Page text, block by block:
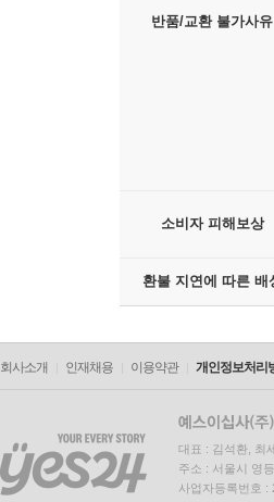
반품/교환 불가사유
소비자 피해보상
환불 지연에 따른 배
회사소개 인재채용 이용약관 개인정보처리
대표 : 김석환, 최
주소 : 서울시 영
사업자등록번호